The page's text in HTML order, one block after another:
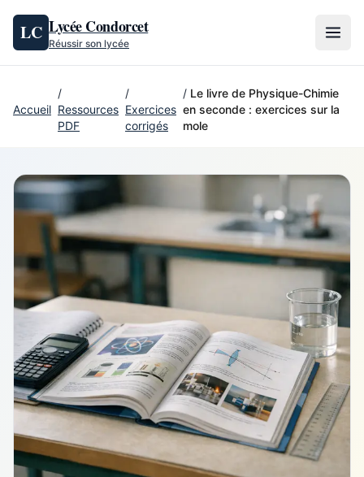
Aller au contenu
LC Lycée Condorcet
Réussir son lycée
Accueil
/
Ressources
PDF
/
Exercices
corrigés
/ Le livre de Physique-Chimie
en seconde : exercices sur la
mole